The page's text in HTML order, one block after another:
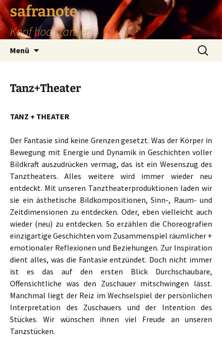
safranote
Kopf hoch tanzen
Menü
Suchen
nach:
Tanz+Theater
TANZ + THEATER
Der Fantasie sind keine Grenzen gesetzt. Was der Körper in
Bewegung mit Energie und Dynamik in Geschichten voller
Bildkraft auszudrücken vermag, das ist ein Wesenszug des
Tanztheaters. Alles weitere wird immer wieder neu
entdeckt. Mit unseren Tanztheaterproduktionen laden wir
sie ein ästhetische Bildkompositionen, Sinn-, Raum- und
Zeitdimensionen zu entdecken. Oder, eben vielleicht auch
wieder (neu) zu entdecken. So erzählen die Choreografien
einzigartige Geschichten vom Zusammenspiel räumlicher +
emotionaler Reflexionen und Beziehungen. Zur Inspiration
dient alles, was die Fantasie entzündet. Doch nicht immer
ist es das auf den ersten Blick Durchschaubare,
Offensichtliche was den Zuschauer mitschwingen lässt.
Manchmal liegt der Reiz im Wechselspiel der persönlichen
Interpretation des Zuschauers und der Intention des
Stückes. Wir wünschen ihnen viel Freude an unseren
Tanzstücken.